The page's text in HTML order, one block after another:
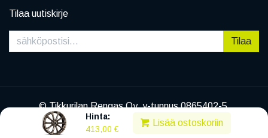
Hinta:
413,00 €
Lisää ostoskoriin
Tilaa uutiskirje
Tilaa
© Tikkurilan Rengas Oy, y-tunnus 0865402-5
|Tietosuojaseloste